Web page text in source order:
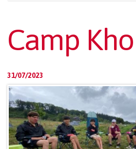
Camp
31/07/2023